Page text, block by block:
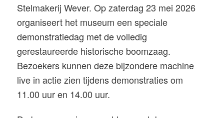
Stelmakerij Wever. Op zaterdag 23 mei 2026
organiseert het museum een speciale
demonstratiedag met de volledig
gerestaureerde historische boomzaag.
Bezoekers kunnen deze bijzondere machine
live in actie zien tijdens demonstraties om
11.00 uur en 14.00 uur.